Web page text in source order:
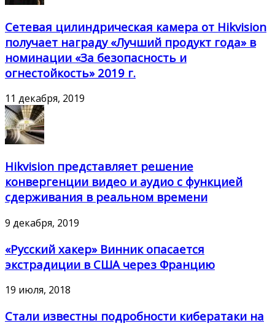
Сетевая цилиндрическая камера от Hikvision
получает награду «Лучший продукт года» в
номинации «За безопасность и
огнестойкость» 2019 г.
11 декабря, 2019
Hikvision представляет решение
конвергенции видео и аудио с функцией
сдерживания в реальном времени
9 декабря, 2019
«Русский хакер» Винник опасается
экстрадиции в США через Францию
19 июля, 2018
Стали известны подробности кибератаки на